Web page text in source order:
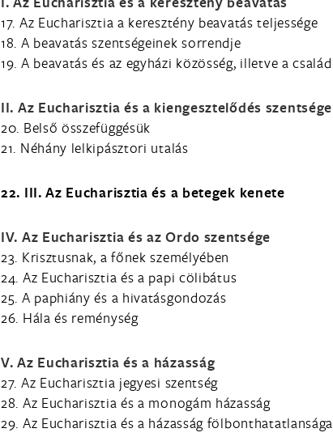
17. Az Eucharisztia a keresztény beavatás teljessége
18. A beavatás szentségeinek sorrendje
19. A beavatás és az egyházi közösség, illetve a család
II. Az Eucharisztia és a kiengesztelődés szentsége
20. Belső összefüggésük
21. Néhány lelkipásztori utalás
22. III. Az Eucharisztia és a betegek kenete
IV. Az Eucharisztia és az Ordo szentsége
23. Krisztusnak, a főnek személyében
24. Az Eucharisztia és a papi cölibátus
25. A paphiány és a hivatásgondozás
26. Hála és reménység
V. Az Eucharisztia és a házasság
27. Az Eucharisztia jegyesi szentség
28. Az Eucharisztia és a monogám házasság
29. Az Eucharisztia és a házasság fölbonthatatlansága